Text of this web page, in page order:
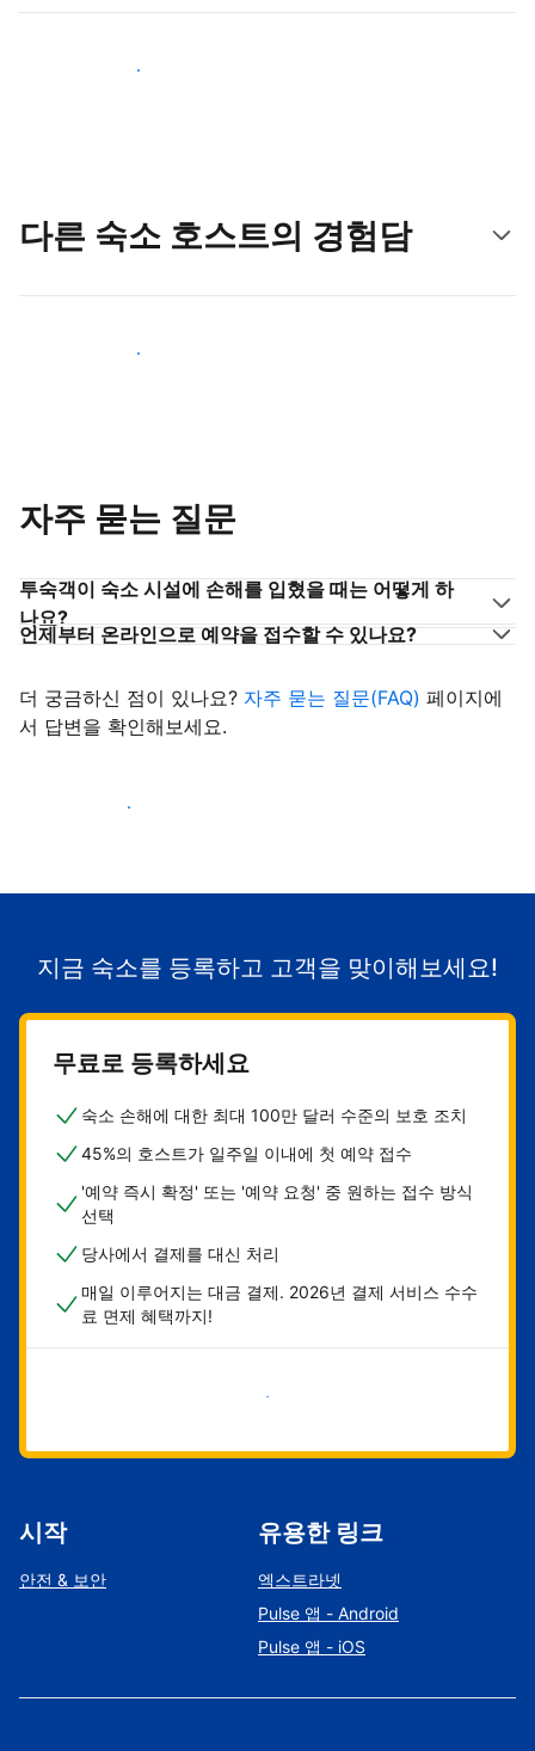
새로운 고객층 공략하기
다른 숙소 호스트의 경험담
숙소 호스트로 동참하기
자주 묻는 질문
투숙객이 숙소 시설에 손해를 입혔을 때는 어떻게 하
나요?
언제부터 온라인으로 예약을 접수할 수 있나요?
더 궁금하신 점이 있나요? 자주 묻는 질문(FAQ) 페이지에
서 답변을 확인해보세요.
숙소로 고객 유치하기
지금 숙소를 등록하고 고객을 맞이해보세요!
무료로 등록하세요
숙소 손해에 대한 최대 100만 달러 수준의 보호 조치
45%의 호스트가 일주일 이내에 첫 예약 접수
'예약 즉시 확정' 또는 '예약 요청' 중 원하는 접수 방식
선택
당사에서 결제를 대신 처리
매일 이루어지는 대금 결제. 2026년 결제 서비스 수수
료 면제 혜택까지!
지금 시작하기
시작
안전 & 보안
유용한 링크
엑스트라넷
Pulse 앱 - Android
Pulse 앱 - iOS